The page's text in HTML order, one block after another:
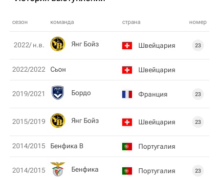
сезон команда страна номер
2022/ н.в. Янг Бойз Швейцария 23
2022/2022 Сьон Швейцария
2019/2021 Бордо Франция 23
2015/2019 Янг Бойз Швейцария 23
2014/2015 Бенфика B Португалия
2014/2015 Бенфика Португалия 23